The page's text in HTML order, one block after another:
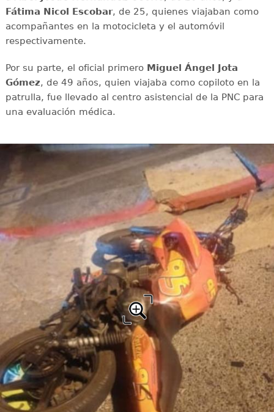
Fátima Nicol Escobar, de 25, quienes viajaban como
acompañantes en la motocicleta y el automóvil
respectivamente.
Por su parte, el oficial primero Miguel Ángel Jota
Gómez, de 49 años, quien viajaba como copiloto en la
patrulla, fue llevado al centro asistencial de la PNC para
una evaluación médica.